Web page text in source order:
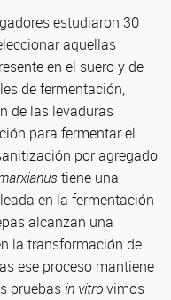
estudiaron 30
aquellas
en el suero y de
de fermentación,
de las levaduras
para fermentar el
por agregado
tiene una
en la fermentación
alcanzan una
la transformación de
ese proceso mantiene
pruebasin vitrovimos